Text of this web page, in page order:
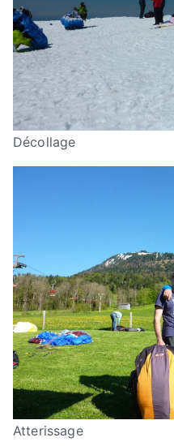
Décollage
Atterissage